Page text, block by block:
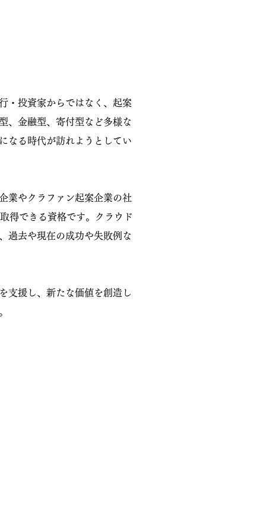
・投資家からではなく、起案
、金融型、寄付型など多様な
なる時代が訪れようとしてい
業やクラファン起案企業の社
得できる資格です。クラウド
過去や現在の成功や失敗例な
支援し、新たな価値を創造し